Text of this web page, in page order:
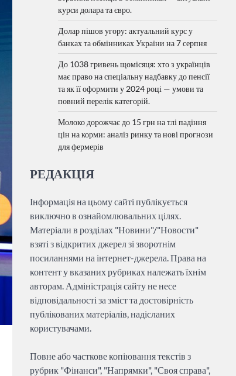
курси долара та євро.
Долар пішов угору: актуальний курс у
банках та обмінниках України на 7 серпня
До 1038 гривень щомісяця: хто з українців
має право на спеціальну надбавку до пенсії
та як її оформити у 2024 році — умови та
повний перелік категорій.
Молоко дорожчає до 15 грн на тлі падіння
цін на корми: аналіз ринку та нові прогнози
для фермерів
РЕДАКЦІЯ
Інформація на цьому сайті публікується
виключно в ознайомлювальних цілях.
Матеріали в розділах "Новини"/"Новости"
взяті з відкритих джерел зі зворотнім
посиланнями на інтернет-джерела. Права на
контент у вказаних рубриках належать їхнім
авторам. Адміністрація сайту не несе
відповідальності за зміст та достовірність
публікованих матеріалів, надісланих
користувачами.
Повне або часткове копіювання текстів з
рубрик "Фінанси", "Напрямки", "Своя справа",